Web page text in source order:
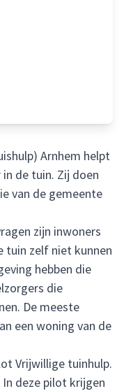
Arnhem helpt
de tuin. Zij doen
van de gemeente
zijn inwoners
tuin zelf niet kunnen
hebben die
die
De meeste
een woning van de
Vrijwillige tuinhulp.
deze pilot krijgen